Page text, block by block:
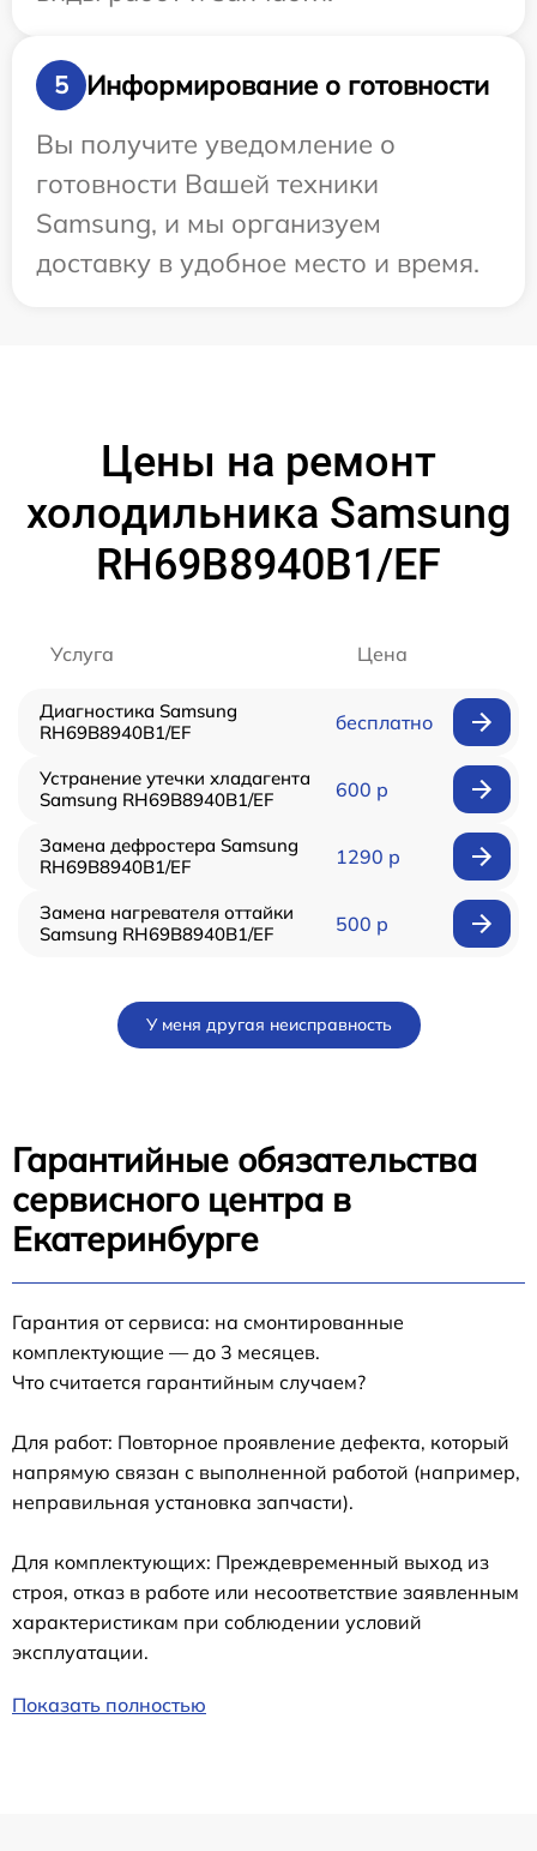
5
Информирование о готовности
Вы получите уведомление о
готовности Вашей техники
Samsung, и мы организуем
доставку в удобное место и время.
Цены на ремонт
холодильника Samsung
RH69B8940B1/EF
Услуга Цена
Диагностика Samsung
RH69B8940B1/EF
бесплатно
Устранение утечки хладагента
Samsung RH69B8940B1/EF
600 р
Замена дефростера Samsung
RH69B8940B1/EF
1290 р
Замена нагревателя оттайки
Samsung RH69B8940B1/EF
500 р
У меня другая неисправность
Гарантийные обязательства
сервисного центра в
Екатеринбурге
Гарантия от сервиса: на смонтированные
комплектующие — до 3 месяцев.
Что считается гарантийным случаем?
Для работ: Повторное проявление дефекта, который
напрямую связан с выполненной работой (например,
неправильная установка запчасти).
Для комплектующих: Преждевременный выход из
строя, отказ в работе или несоответствие заявленным
характеристикам при соблюдении условий
эксплуатации.
Показать полностью